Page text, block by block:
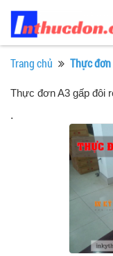
Trang chủ Thực đơn
Thực đơn A3 gấp đôi
.